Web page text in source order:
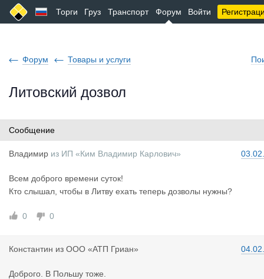
Торги Груз Транспорт Форум Войти
Форум Товары и услуги
Литовский дозвол
Сообщение
Владимир из ИП «Ким Владимир Карлович»
Всем доброго времени суток!
Кто слышал, чтобы в Литву ехать теперь дозволы нужны?
0 0
Константин из ООО «АТП Гриан»
Доброго. В Польшу тоже.